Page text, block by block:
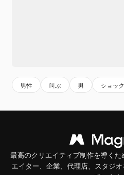
男性 叫ぶ 男 ショック
最高のクリエイティブ制作を導く
エイター、企業、代理店、スタジ